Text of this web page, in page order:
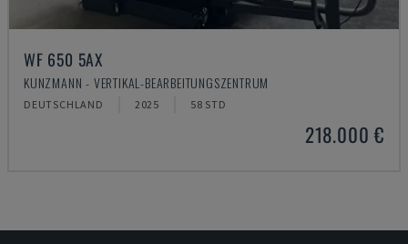
WF 650 5AX
KUNZMANN - VERTIKAL-BEARBEITUNGSZENTRUM
DEUTSCHLAND 2025 58 STD
218.000 €